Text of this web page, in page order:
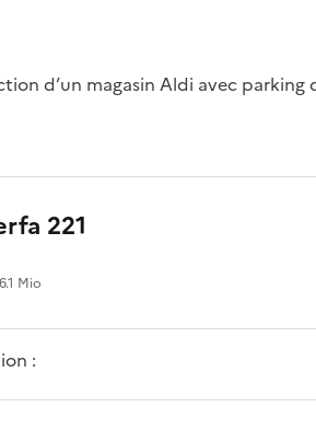
d’un magasin Aldi avec parking
221
Mio
: